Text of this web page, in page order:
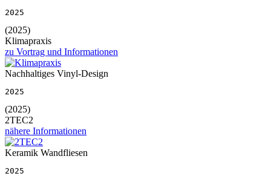
2025
(2025)
Klimapraxis
zu Vortrag und Informationen
Nachhaltiges Vinyl-Design
2025
(2025)
2TEC2
nähere Informationen
Keramik Wandfliesen
2025